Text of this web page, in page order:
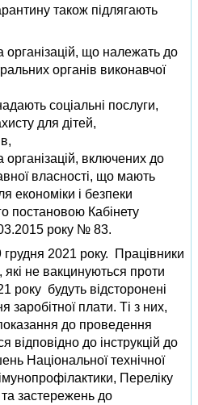
також підлягають
організацій, що належать до
органів виконавчої
соціальні послуги,
для дітей,
організацій, включених до
власності, що мають
економіки і безпеки
постановою Кабінету
року № 83.
грудня 2021 року. Працівники
не вакцинуються проти
року будуть відсторонені
заробітної плати. Ті з них,
до проведення
відповідно до інструкцій до
Національної технічної
Переліку
застережень до